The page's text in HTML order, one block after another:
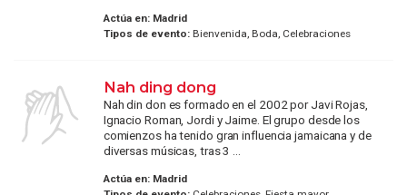
Actúa en: Madrid
Tipos de evento:Bienvenida, Boda, Celebraciones
Nah ding dong
Nah din don es formado en el 2002 por Javi Rojas,
Ignacio Roman, Jordi y Jaime. El grupo desde los
comienzos ha tenido gran influencia jamaicana y de
diversas músicas, tras 3 ...
Actúa en: Madrid